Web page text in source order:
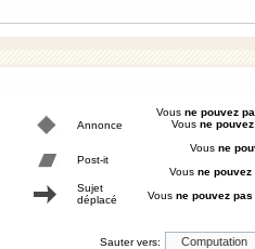
Annonce
Post-it
Sujet
déplacé
Vous ne pouvez
Vous ne
Vous ne
Vous ne pouvez
Vous ne pouvez pas
Sauter vers: